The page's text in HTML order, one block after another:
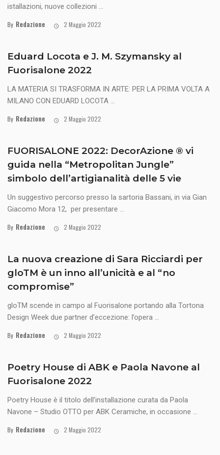
istallazioni, nuove collezioni ...
By Redazione 2 Maggio 2022
Eduard Locota e J. M. Szymansky al
Fuorisalone 2022
LA MATERIA SI TRASFORMA IN ARTE: PER LA PRIMA VOLTA A
MILANO CON EDUARD LOCOTA ...
By Redazione 2 Maggio 2022
FUORISALONE 2022: DecorAzione ® vi
guida nella “Metropolitan Jungle”
simbolo dell’artigianalità delle 5 vie
Un suggestivo percorso presso la sartoria Bassani, in via Gian
Giacomo Mora 12, per presentare ...
By Redazione 2 Maggio 2022
La nuova creazione di Sara Ricciardi per
gloTM è un inno all’unicità e al “no
compromise”
gloTM scende in campo al Fuorisalone portando alla Tortona
Design Week due partner d’eccezione: l’opera ...
By Redazione 2 Maggio 2022
Poetry House di ABK e Paola Navone al
Fuorisalone 2022
Poetry House è il titolo dell’installazione curata da Paola
Navone – Studio OTTO per ABK Ceramiche, in occasione ...
By Redazione 2 Maggio 2022